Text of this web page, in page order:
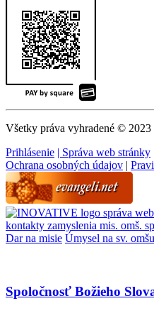
Všetky práva vyhradené ©
Prihlásenie | Správa web stránky
Ochrana osobných údajov |
správa
kontakty zamyslenia mis. omš.
Dar na misie Úmysel na sv. omšu
Spoločnosť Božieho